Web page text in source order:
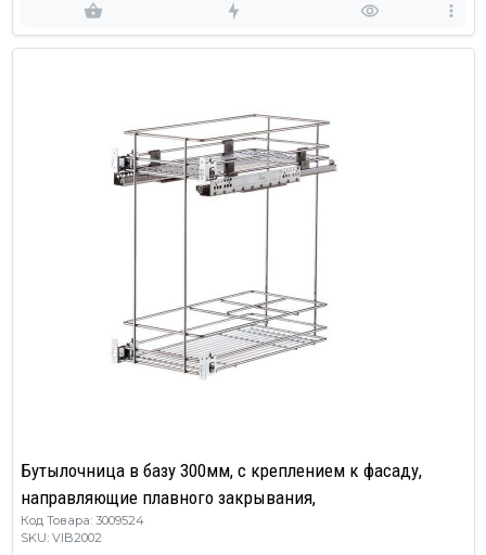
Бутылочница в базу 300мм, с креплением к фасаду,
направляющие плавного закрывания,
Код Товара: 3009524
SKU: VIB2002